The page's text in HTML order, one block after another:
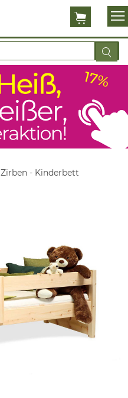
Zirben - Kinderbett